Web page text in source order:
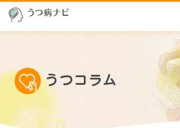
うつコラム